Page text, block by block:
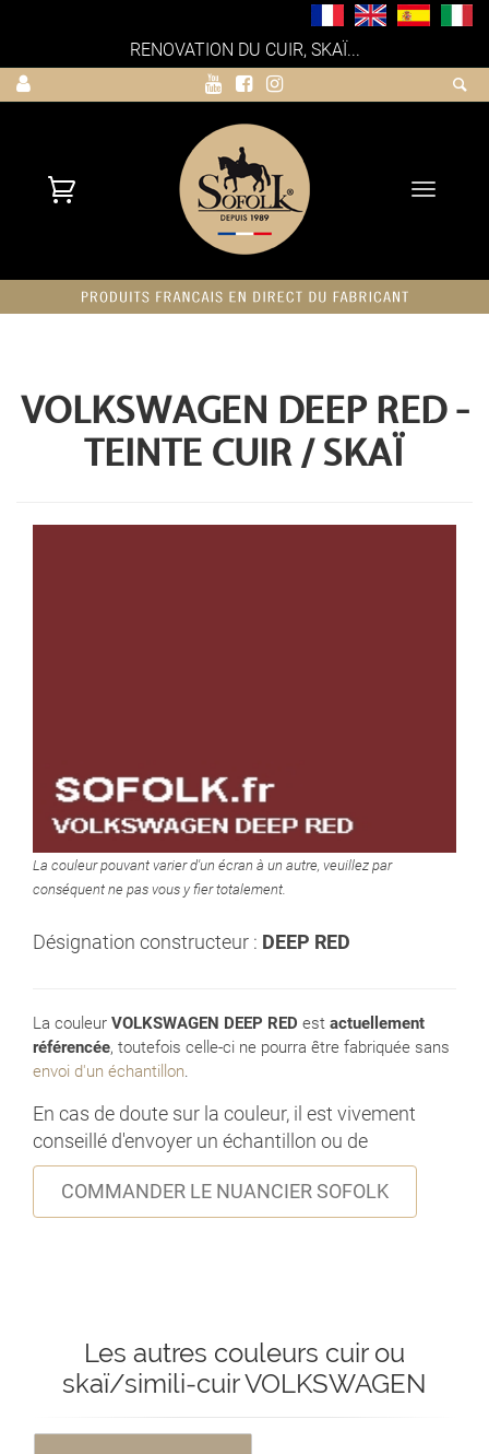
RENOVATION DU CUIR, SKAÏ...
Toggle
VOLKSWAGEN DEEP RED -
TEINTE CUIR / SKAÏ
La couleur pouvant varier d'un écran à un autre, veuillez par
conséquent ne pas vous y fier totalement.
Désignation constructeur : DEEP RED
La couleur VOLKSWAGEN DEEP RED est actuellement
référencée, toutefois celle-ci ne pourra être fabriquée sans
envoi d'un échantillon.
En cas de doute sur la couleur, il est vivement
conseillé d'envoyer un échantillon ou de
COMMANDER LE NUANCIER SOFOLK
Les autres couleurs cuir ou
skaï/simili-cuir VOLKSWAGEN